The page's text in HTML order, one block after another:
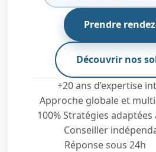
Prendre
Découvrir nos
+20 ans d’expertise
Approche globale et
100% Stratégies
Conseiller
Réponse sous 24h